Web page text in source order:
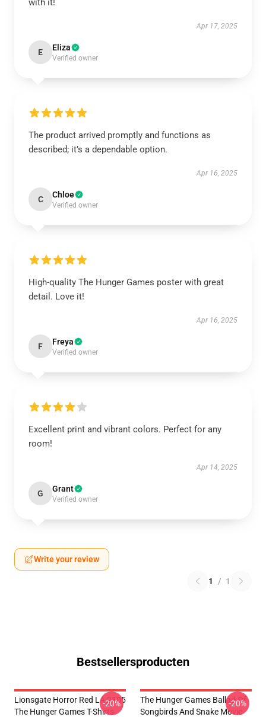
with it!
Apr 17, 2025
E Eliza
Verified owner
The product arrived promptly and functions as
described; it’s a dependable option.
Apr 16, 2025
C Chloe
Verified owner
High-quality The Hunger Games poster with great
detail. Love it!
Apr 16, 2025
F Freya
Verified owner
Excellent print and vibrant colors. Perfect for any
room!
Apr 14, 2025
G Grant
Verified owner
Write your review
1 / 1
Bestsellersproducten
Lionsgate Horror Red LA 2105
The Hunger Games T-Shirts
-20%
The Hunger Games Ballad Of
Songbirds And Snake Movie
-20%